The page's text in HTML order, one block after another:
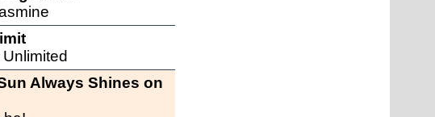
Unlimited
Always Shines on